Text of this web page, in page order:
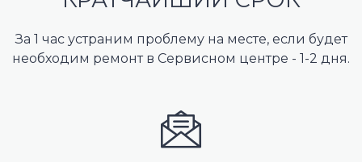
За 1 час устраним проблему на месте, если будет
необходим ремонт в Сервисном центре - 1-2 дня.